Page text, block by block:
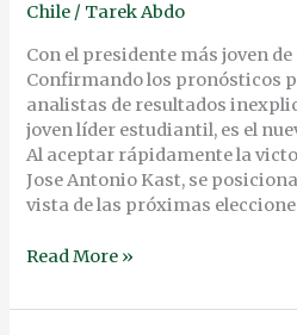
Chile / Tarek Abdo
Con el presidente más joven
Confirmando los pronósticos
analistas de resultados
joven líder estudiantil, es el
Al aceptar rápidamente la
Jose Antonio Kast, se
vista de las próximas
RUMBO
Read More »